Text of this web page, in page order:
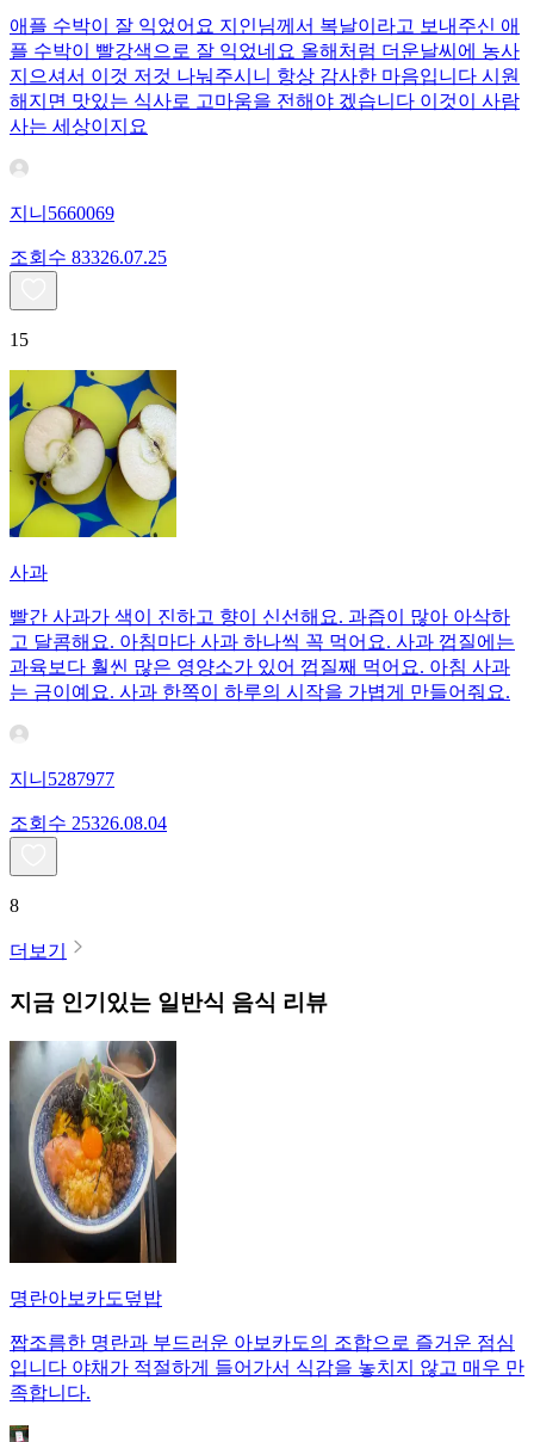
애플 수박이 잘 익었어요 지인님께서 복날이라고 보내주신 애
플 수박이 빨강색으로 잘 익었네요 올해처럼 더운날씨에 농사
지으셔서 이것 저것 나눠주시니 항상 감사한 마음입니다 시원
해지면 맛있는 식사로 고마움을 전해야 겠습니다 이것이 사람
사는 세상이지요
지니5660069
조회수 83326.07.25
15
사과
빨간 사과가 색이 진하고 향이 신선해요. 과즙이 많아 아삭하
고 달콤해요. 아침마다 사과 하나씩 꼭 먹어요. 사과 껍질에는
과육보다 훨씬 많은 영양소가 있어 껍질째 먹어요. 아침 사과
는 금이예요. 사과 한쪽이 하루의 시작을 가볍게 만들어줘요.
지니5287977
조회수 25326.08.04
8
더보기
지금 인기있는 일반식 음식 리뷰
명란아보카도덮밥
짭조름한 명란과 부드러운 아보카도의 조합으로 즐거운 점심
입니다 야채가 적절하게 들어가서 식감을 놓치지 않고 매우 만
족합니다.